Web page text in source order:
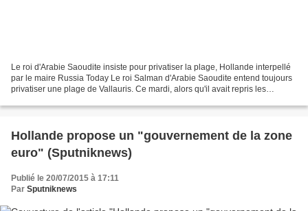
Le roi d'Arabie Saoudite insiste pour privatiser la plage, Hollande interpellé
par le maire Russia Today Le roi Salman d'Arabie Saoudite entend toujours
privatiser une plage de Vallauris. Ce mardi, alors qu'il avait repris les
Hollande propose un "gouvernement de la zone
euro" (Sputniknews)
Publié le 20/07/2015 à 17:11
Par Sputniknews